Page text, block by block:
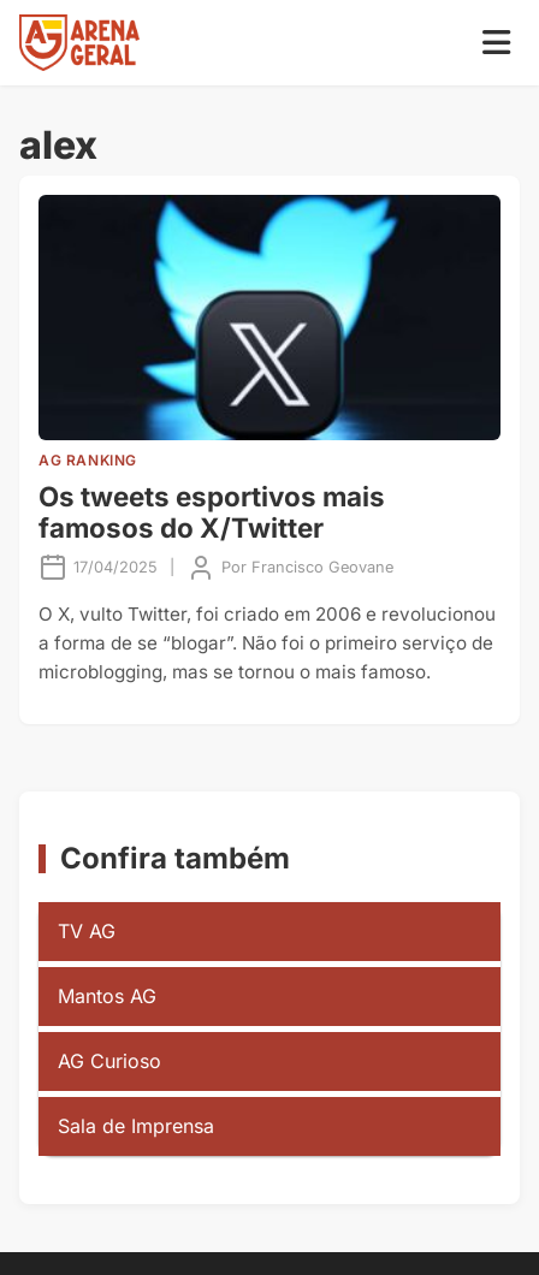
alex
AG RANKING
Os tweets esportivos mais
famosos do X/Twitter
17/04/2025 Por Francisco Geovane
O X, vulto Twitter, foi criado em 2006 e revolucionou
a forma de se “blogar”. Não foi o primeiro serviço de
microblogging, mas se tornou o mais famoso.
Confira também
TV AG
Mantos AG
AG Curioso
Sala de Imprensa